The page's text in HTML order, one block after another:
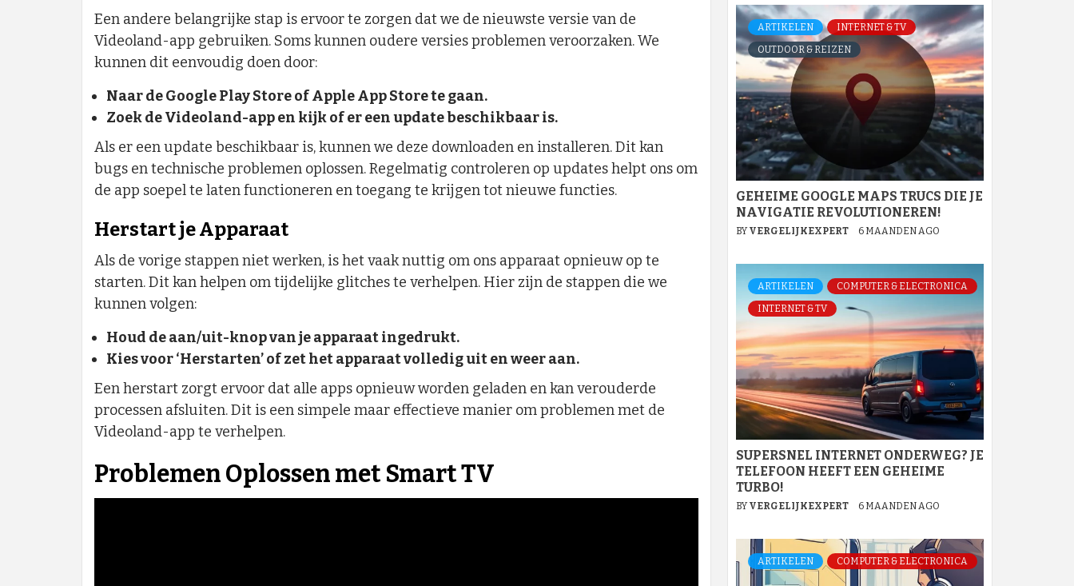
Een andere belangrijke stap is ervoor te zorgen dat we de nieuwste versie van de
Videoland-app gebruiken. Soms kunnen oudere versies problemen veroorzaken. We
kunnen dit eenvoudig doen door:
Naar de Google Play Store of Apple App Store te gaan.
Zoek de Videoland-app en kijk of er een update beschikbaar is.
Als er een update beschikbaar is, kunnen we deze downloaden en installeren. Dit kan
bugs en technische problemen oplossen. Regelmatig controleren op updates helpt ons om
de app soepel te laten functioneren en toegang te krijgen tot nieuwe functies.
Herstart je Apparaat
Als de vorige stappen niet werken, is het vaak nuttig om ons apparaat opnieuw op te
starten. Dit kan helpen om tijdelijke glitches te verhelpen. Hier zijn de stappen die we
kunnen volgen:
Houd de aan/uit-knop van je apparaat ingedrukt.
Kies voor ‘Herstarten’ of zet het apparaat volledig uit en weer aan.
Een herstart zorgt ervoor dat alle apps opnieuw worden geladen en kan verouderde
processen afsluiten. Dit is een simpele maar effectieve manier om problemen met de
Videoland-app te verhelpen.
Problemen Oplossen met Smart TV
ARTIKELEN
INTERNET & TV
OUTDOOR & REIZEN
GEHEIME GOOGLE MAPS TRUCS DIE JE
NAVIGATIE REVOLUTIONEREN!
BY VERGELIJKEXPERT 6 MAANDEN AGO
ARTIKELEN
COMPUTER & ELECTRONICA
INTERNET & TV
SUPERSNEL INTERNET ONDERWEG? JE
TELEFOON HEEFT EEN GEHEIME
TURBO!
BY VERGELIJKEXPERT 6 MAANDEN AGO
ARTIKELEN COMPUTER & ELECTRONICA